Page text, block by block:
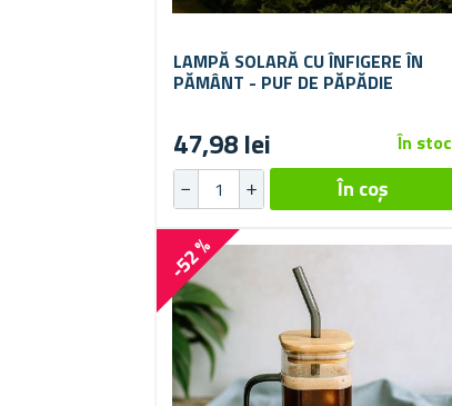
LAMPĂ SOLARĂ CU ÎNFIGERE ÎN
PĂMÂNT - PUF DE PĂPĂDIE
47,98 lei În stoc
-52 %